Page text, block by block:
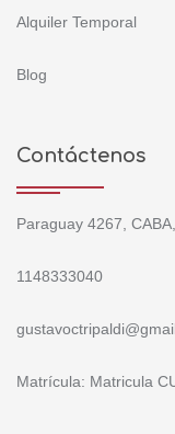
Alquiler Temporal
Blog
Contáctenos
Paraguay 4267, CABA,
1148333040
Matrícula: Matricula